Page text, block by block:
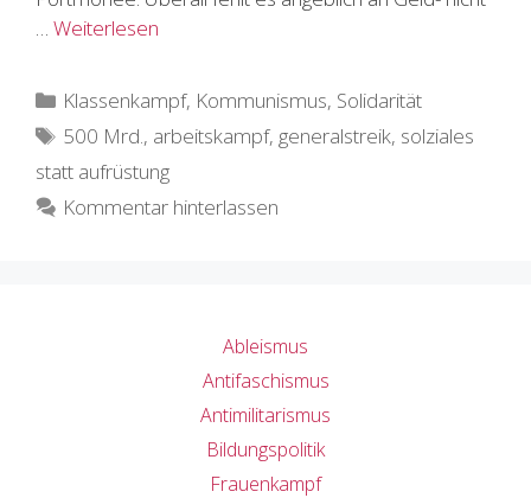
… Weiterlesen
Kategorien
Klassenkampf, Kommunismus, Solidarität
Schlagwörter
500 Mrd., arbeitskampf, generalstreik, solziales
statt aufrüstung
Kommentar hinterlassen
Ableismus
Antifaschismus
Antimilitarismus
Bildungspolitik
Frauenkampf